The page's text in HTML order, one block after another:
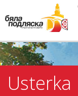
Usterka